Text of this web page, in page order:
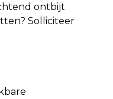
ontbijt
Solliciteer